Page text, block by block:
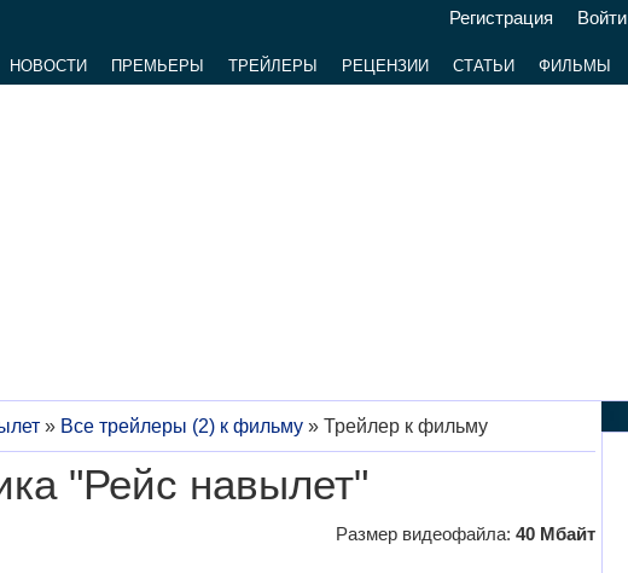
Регистрация Войти
НОВОСТИ ПРЕМЬЕРЫ ТРЕЙЛЕРЫ РЕЦЕНЗИИ СТАТЬИ ФИЛЬМЫ
» Все трейлеры (2) к фильму» Трейлер к фильму
"Рейс навылет"
Размер видеофайла: 40 Мбайт